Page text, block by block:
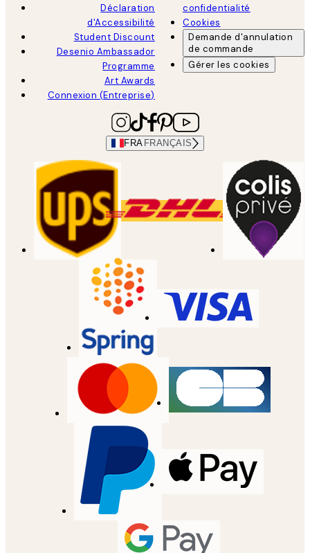
Déclaration
d'Accessibilité
Student Discount
Desenio Ambassador
Programme
Art Awards
Connexion (Entreprise)
confidentialité
Cookies
Demande d'annulation
de commande
Gérer les cookies
FRA FRANÇAIS